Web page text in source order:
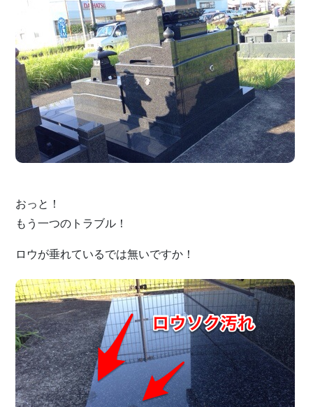
おっと！
もう一つのトラブル！
ロウが垂れているでは無いですか！